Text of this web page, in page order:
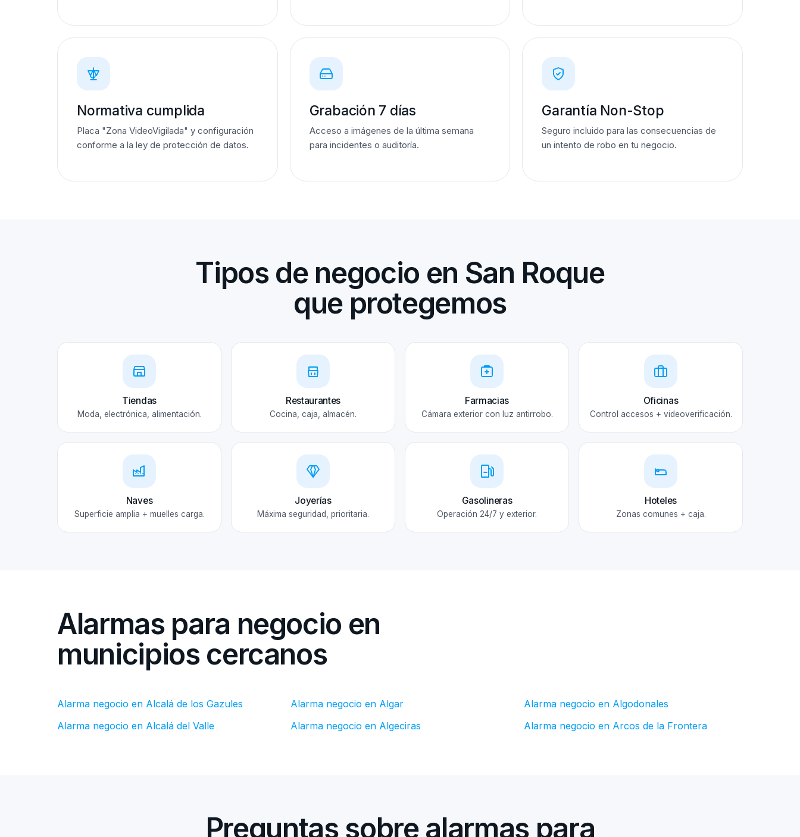
Normativa cumplida
Placa "Zona VideoVigilada" y configuración
conforme a la ley de protección de datos.
Grabación 7 días
Acceso a imágenes de la última semana
para incidentes o auditoría.
Garantía Non-Stop
Seguro incluido para las consecuencias de
un intento de robo en tu negocio.
Tipos de negocio en San Roque
que protegemos
Tiendas
Moda, electrónica, alimentación.
Restaurantes
Cocina, caja, almacén.
Farmacias
Cámara exterior con luz antirrobo.
Oficinas
Control accesos + videoverificación.
Naves
Superficie amplia + muelles carga.
Joyerías
Máxima seguridad, prioritaria.
Gasolineras
Operación 24/7 y exterior.
Hoteles
Zonas comunes + caja.
Alarmas para negocio en
municipios cercanos
Alarma negocio en Alcalá de los Gazules
Alarma negocio en Alcalá del Valle
Alarma negocio en Algar
Alarma negocio en Algeciras
Alarma negocio en Algodonales
Alarma negocio en Arcos de la Frontera
Preguntas sobre alarmas para